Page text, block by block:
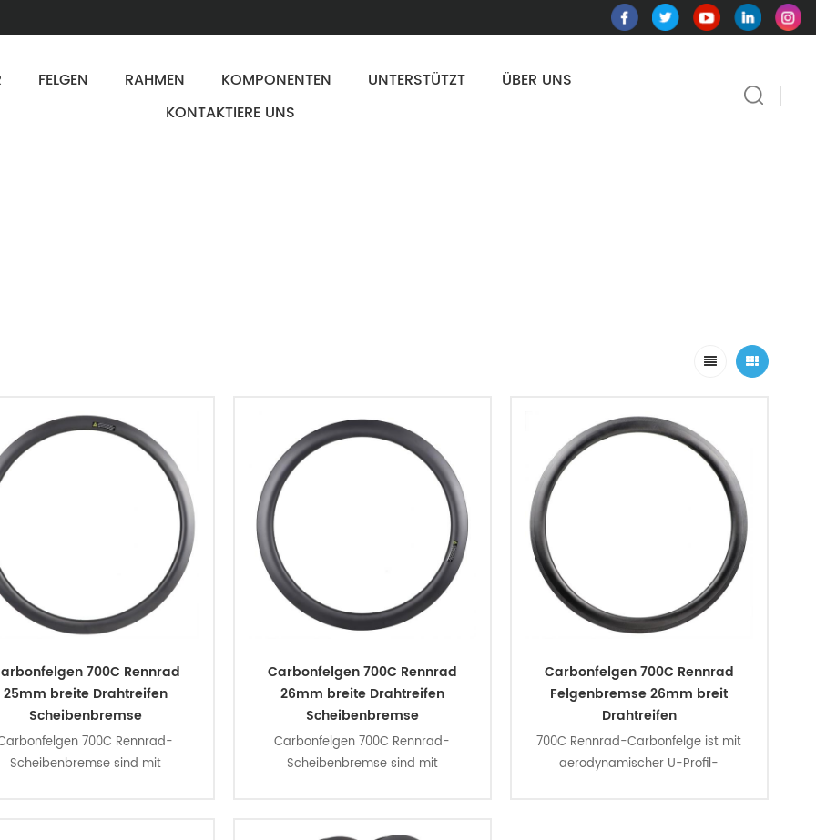
FELGEN RAHMEN KOMPONENTEN UNTERSTÜTZT
ÜBER UNS
KONTAKTIERE UNS
700C Rennrad
25mm breite Drahtreifen
Scheibenbremse
700C Rennrad-
Scheibenbremse sind mit
Carbonfelgen 700C Rennrad
26mm breite Drahtreifen
Scheibenbremse
Carbonfelgen 700C Rennrad-
Scheibenbremse sind mit
Carbonfelgen 700C Rennrad
Felgenbremse 26mm breit
Drahtreifen
700C Rennrad-Carbonfelge ist mit
aerodynamischer U-Profil-